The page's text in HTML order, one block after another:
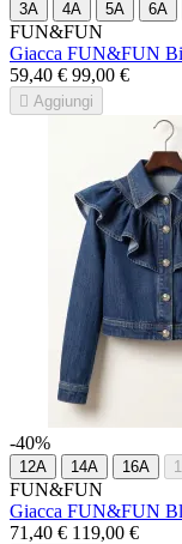
3A 4A 5A 6A
FUN&FUN
Giacca FUN&FUN
59,40 € 99,00 €
 Aggiungi
-40%
12A 14A 16A
FUN&FUN
Giacca FUN&FUN
71,40 € 119,00 €